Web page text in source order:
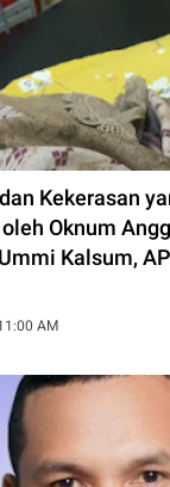
Kekerasan
Oknum
Kalsum,
AM